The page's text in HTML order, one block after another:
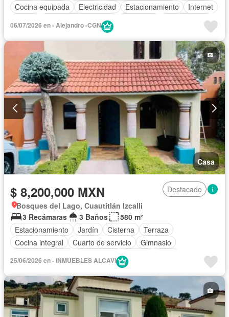
Cocina equipada
Electricidad Estacionamiento
Internet
Recámara con closet Sin amueblar
06/07/2026 en - Alejandro -CGN
Casa
$ 8,200,000 MXN
Destacado
Bosques del Lago, Cuautitlán Izcalli
3 Recámaras
3 Baños
580 m²
Estacionamiento
Jardín Cisterna
Terraza
Cocina integral
Cuarto de servicio
Gimnasio
Jacuzzi
Chimenea
Recámara con closet
Conserje Sin amueblar
25/06/2026 en - INMUEBLES ALCAVI